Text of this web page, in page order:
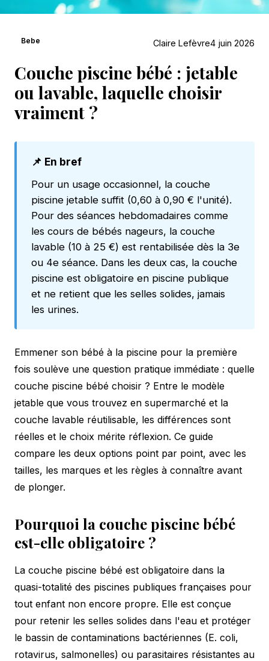
Bebe Claire Lefèvre4 juin 2026
Couche piscine bébé : jetable
ou lavable, laquelle choisir
vraiment ?
📌 En bref
Pour un usage occasionnel, la couche
piscine jetable suffit (0,60 à 0,90 € l'unité).
Pour des séances hebdomadaires comme
les cours de bébés nageurs, la couche
lavable (10 à 25 €) est rentabilisée dès la 3e
ou 4e séance. Dans les deux cas, la couche
piscine est obligatoire en piscine publique
et ne retient que les selles solides, jamais
les urines.
Emmener son bébé à la piscine pour la première
fois soulève une question pratique immédiate : quelle
couche piscine bébé choisir ? Entre le modèle
jetable que vous trouvez en supermarché et la
couche lavable réutilisable, les différences sont
réelles et le choix mérite réflexion. Ce guide
compare les deux options point par point, avec les
tailles, les marques et les règles à connaître avant
de plonger.
Pourquoi la couche piscine bébé
est-elle obligatoire ?
La couche piscine bébé est obligatoire dans la
quasi-totalité des piscines publiques françaises pour
tout enfant non encore propre. Elle est conçue
pour retenir les selles solides dans l'eau et protéger
le bassin de contaminations bactériennes (E. coli,
rotavirus, salmonelles) ou parasitaires résistantes au